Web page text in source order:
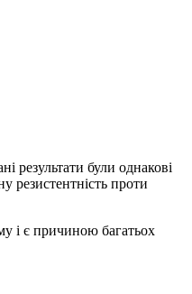
результати були однакові
резистентність проти
і є причиною багатьох